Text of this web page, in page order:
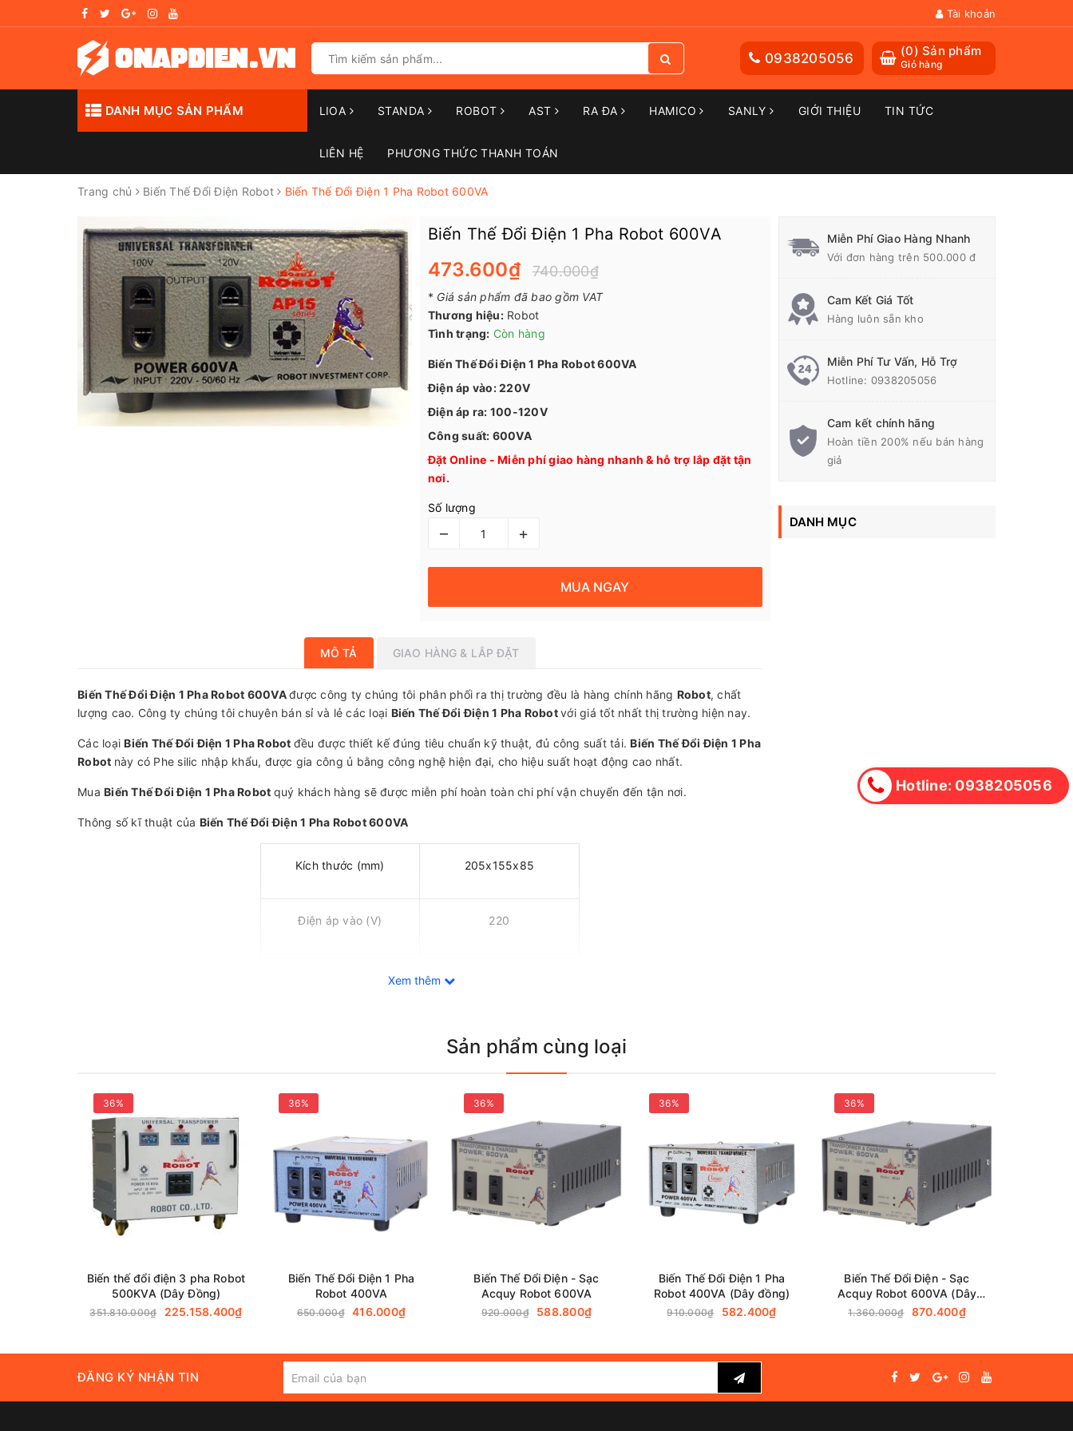
Tài khoản
(0) Sản phẩm
Giỏ hàng
0938205056
DANH MỤC SẢN PHẨM LIOA STANDA ROBOT AST RA ĐA HAMICO SANLY GIỚI THIỆU TIN TỨC
LIÊN HỆ PHƯƠNG THỨC THANH TOÁN
Trang chủ Biến Thế Đổi Điện Robot Biến Thế Đổi Điện 1 Pha Robot 600VA
Biến Thế Đổi Điện 1 Pha Robot 600VA
473.600₫ 740.000₫
* Giá sản phẩm đã bao gồm VAT
Thương hiệu: Robot
Tình trạng: Còn hàng
Biến Thế Đổi Điện 1 Pha Robot 600VA
Điện áp vào: 220V
Điện áp ra: 100-120V
Công suất: 600VA
Đặt Online - Miễn phí giao hàng nhanh & hỗ trợ lắp đặt tận
nơi.
Số lượng
– +
MUA NGAY
MÔ TẢ GIAO HÀNG & LẮP ĐẶT
Biến Thế Đổi Điện 1 Pha Robot 600VAđược công ty chúng tôi phân phối ra thị trường đều là hàng chính hãng Robot, chất
lượng cao. Công ty chúng tôi chuyên bán sỉ và lẻ các loại Biến Thế Đổi Điện 1 Pha Robotvới giá tốt nhất thị trường hiện nay.
Các loạiBiến Thế Đổi Điện 1 Pha Robot đều được thiết kế đúng tiêu chuẩn kỹ thuật, đủ công suất tải.Biến Thế Đổi Điện 1 Pha
Robot này có Phe silic nhập khẩu, được gia công ủ bằng công nghệ hiện đại, cho hiệu suất hoạt động cao nhất.
Mua Biến Thế Đổi Điện 1 Pha Robot quý khách hàng sẽ được miễn phí hoàn toàn chi phí vận chuyển đến tận nơi.
Thông số kĩ thuật của Biến Thế Đổi Điện 1 Pha Robot 600VA
Kích thước (mm) 205x155x85
Điện áp vào (V) 220
Gọi ngay Hotline Onapdien.vn để được hỗ trợ tư vấn tốt nhất về Biến Thế Đổi Điện 1 Pha Robot
Xem thêm
Miễn Phí Giao Hàng Nhanh
Với đơn hàng trên 500.000 đ
Cam Kết Giá Tốt
Hàng luôn sẵn kho
Miễn Phí Tư Vấn, Hỗ Trợ
Hotline: 0938205056
Cam kết chính hãng
Hoàn tiền 200% nếu bán hàng
giả
DANH MỤC
Sản phẩm cùng loại
36%
Biến thế đổi điện 3 pha Robot
500KVA (Dây Đồng)
351.810.000₫ 225.158.400₫
36%
Biến Thế Đổi Điện 1 Pha
Robot 400VA
650.000₫ 416.000₫
36%
Biến Thế Đổi Điện - Sạc
Acquy Robot 600VA
920.000₫ 588.800₫
36%
Biến Thế Đổi Điện 1 Pha
Robot 400VA (Dây đồng)
910.000₫ 582.400₫
36%
Biến Thế Đổi Điện - Sạc
Acquy Robot 600VA (Dây
Đồng)
1.360.000₫ 870.400₫
ĐĂNG KÝ NHẬN TIN
Hotline: 0938205056